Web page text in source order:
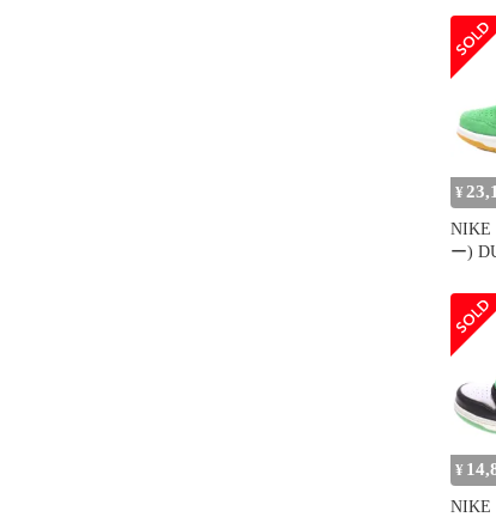
ク ロ
US9
¥
NIKE
ー)
カッ
ン
¥
NIKE